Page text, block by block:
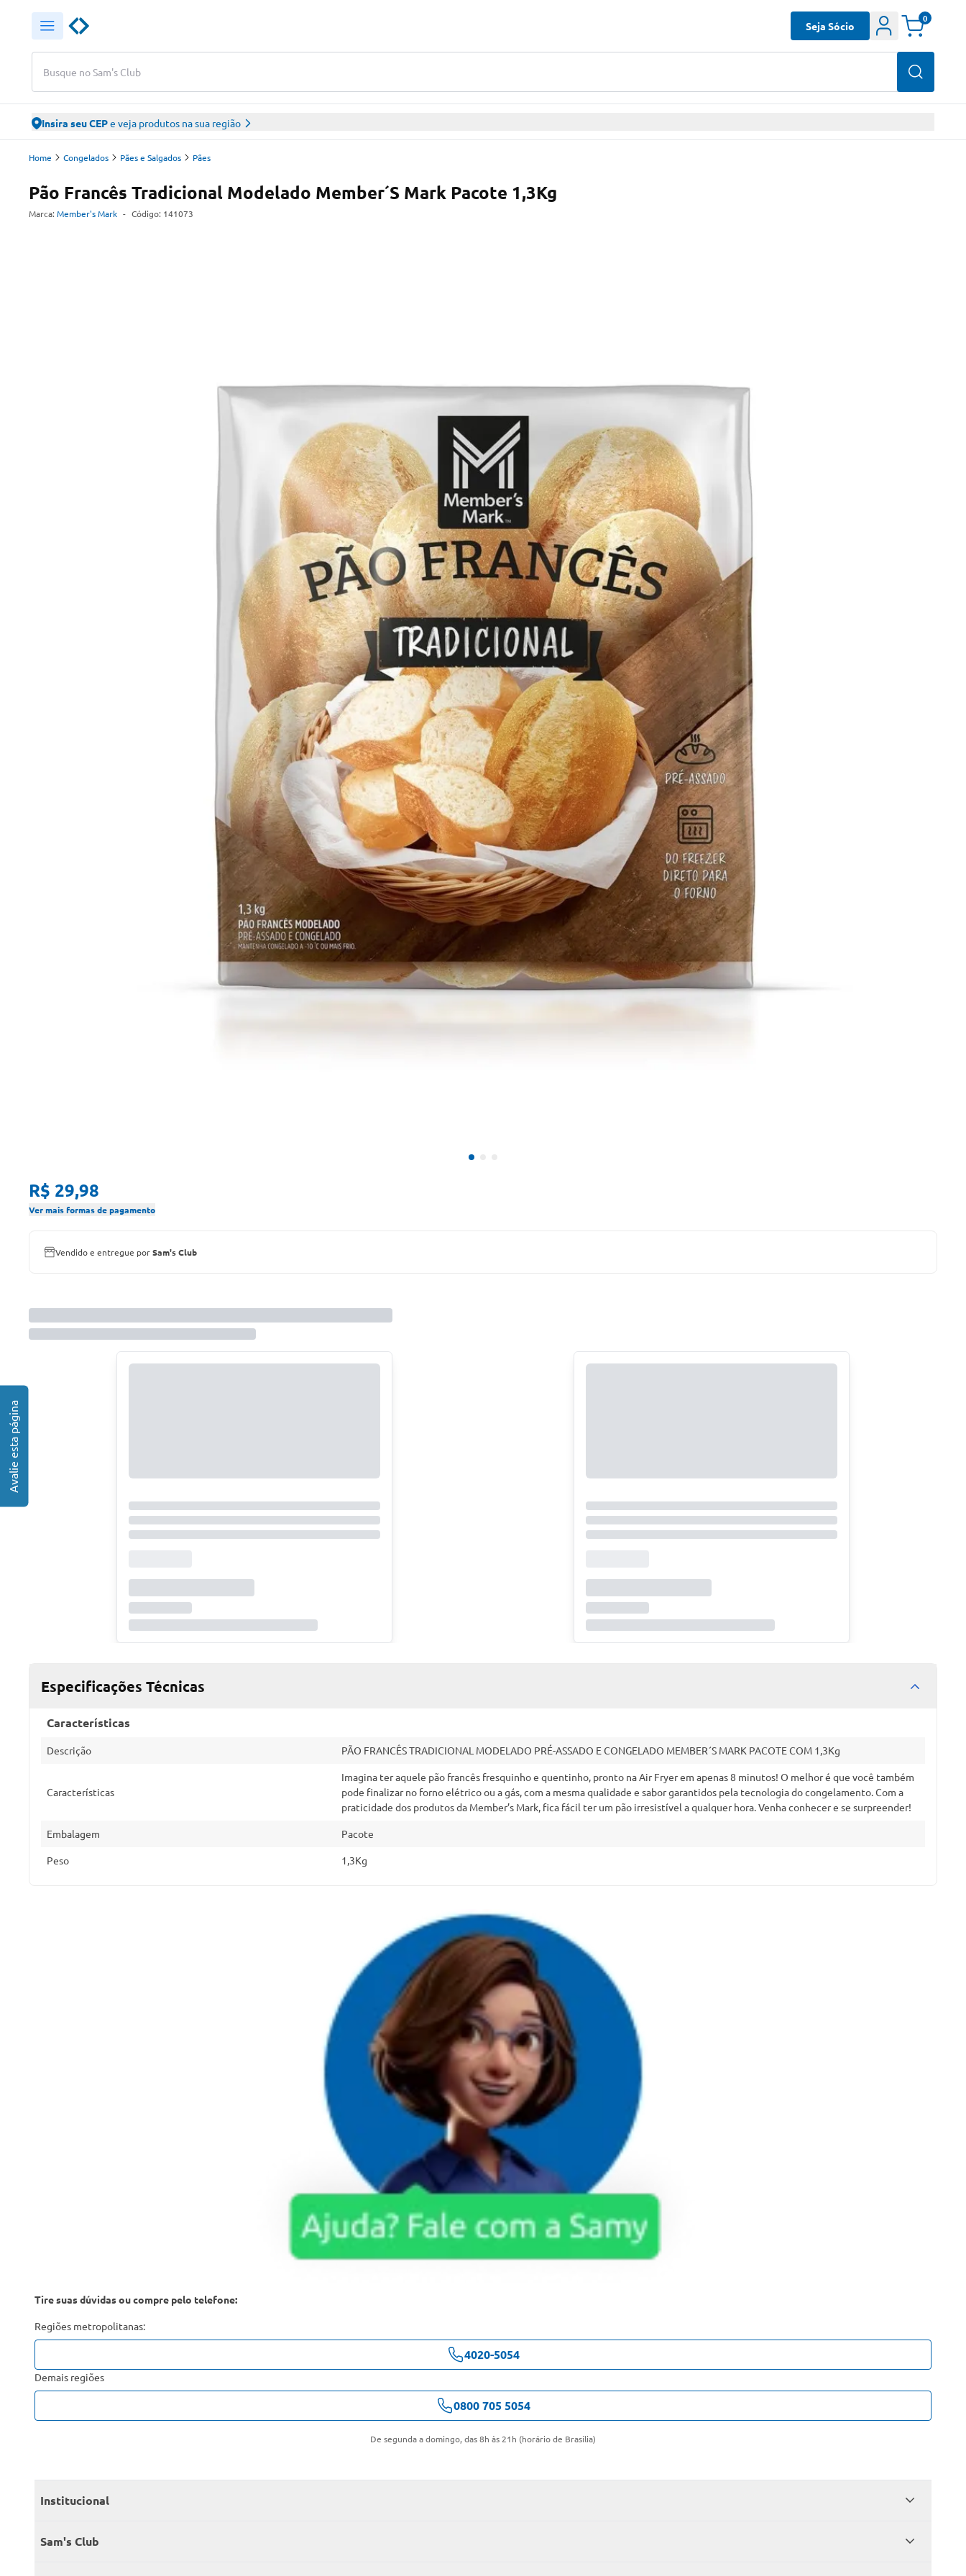
Busque no Sam's Club
Seja Sócio
0
Insira seu CEPe veja produtos na sua região
Home Congelados Pães e Salgados Pães
Pão Francês Tradicional Modelado Member´S Mark Pacote 1,3Kg
Marca: Member's Mark - Código: 141073
R$ 29,98
Ver mais formas de pagamento
Vendido e entregue porSam's Club
Especificações Técnicas
Características
Descrição PÃO FRANCÊS TRADICIONAL MODELADO PRÉ-ASSADO E CONGELADO MEMBER´S MARK PACOTE COM 1,3Kg
Características
Imagina ter aquele pão francês fresquinho e quentinho, pronto na Air Fryer em apenas 8 minutos! O melhor é que você também
pode finalizar no forno elétrico ou a gás, com a mesma qualidade e sabor garantidos pela tecnologia do congelamento. Com a
praticidade dos produtos da Member’s Mark, fica fácil ter um pão irresistível a qualquer hora. Venha conhecer e se surpreender!
Embalagem Pacote
Peso 1,3Kg
Tire suas dúvidas ou compre pelo telefone:
Regiões metropolitanas:
4020-5054
Demais regiões
0800 705 5054
De segunda a domingo, das 8h às 21h (horário de Brasília)
Institucional
Quem somos
Sam's Club